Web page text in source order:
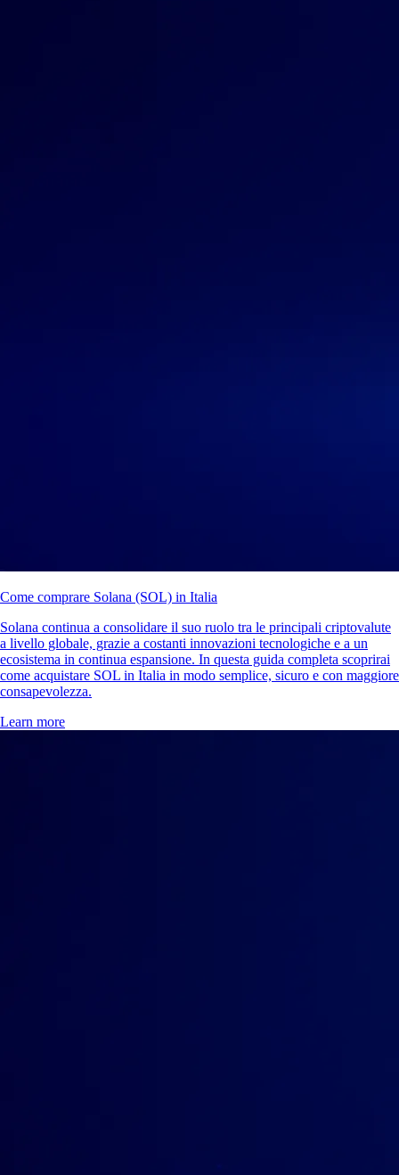
Come comprare Solana (SOL) in Italia
Solana continua a consolidare il suo ruolo tra le principali criptovalute
a livello globale, grazie a costanti innovazioni tecnologiche e a un
ecosistema in continua espansione. In questa guida completa scoprirai
come acquistare SOL in Italia in modo semplice, sicuro e con maggiore
consapevolezza.
Learn more